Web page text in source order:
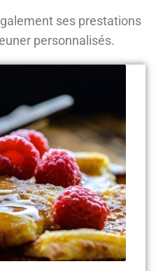
ses prestations
personnalisés.